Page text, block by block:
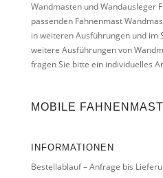
Wandmasten und Wandausleger
passenden Fahnenmast
in weiteren Ausführungen und im
weitere Ausführungen von
fragen Sie bitte ein individuelles
MOBILE
INFORMATIONEN
Bestellablauf – Anfrage bis